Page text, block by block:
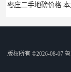
版权所有 ©2026-08-07